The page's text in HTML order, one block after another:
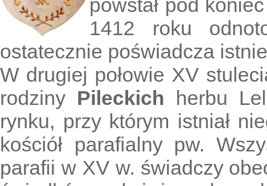
powstał pod
1412 roku
ostatecznie poświadcza
W drugiej połowie XV
rodziny Pileckich herbu
rynku, przy którym istniał
kościół parafialny pw.
parafii w XV w. świadczy